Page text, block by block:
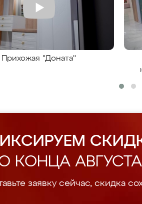
Прихожая "Доната"
КОНЦА АВГУСТА
заявку сейчас, скидка